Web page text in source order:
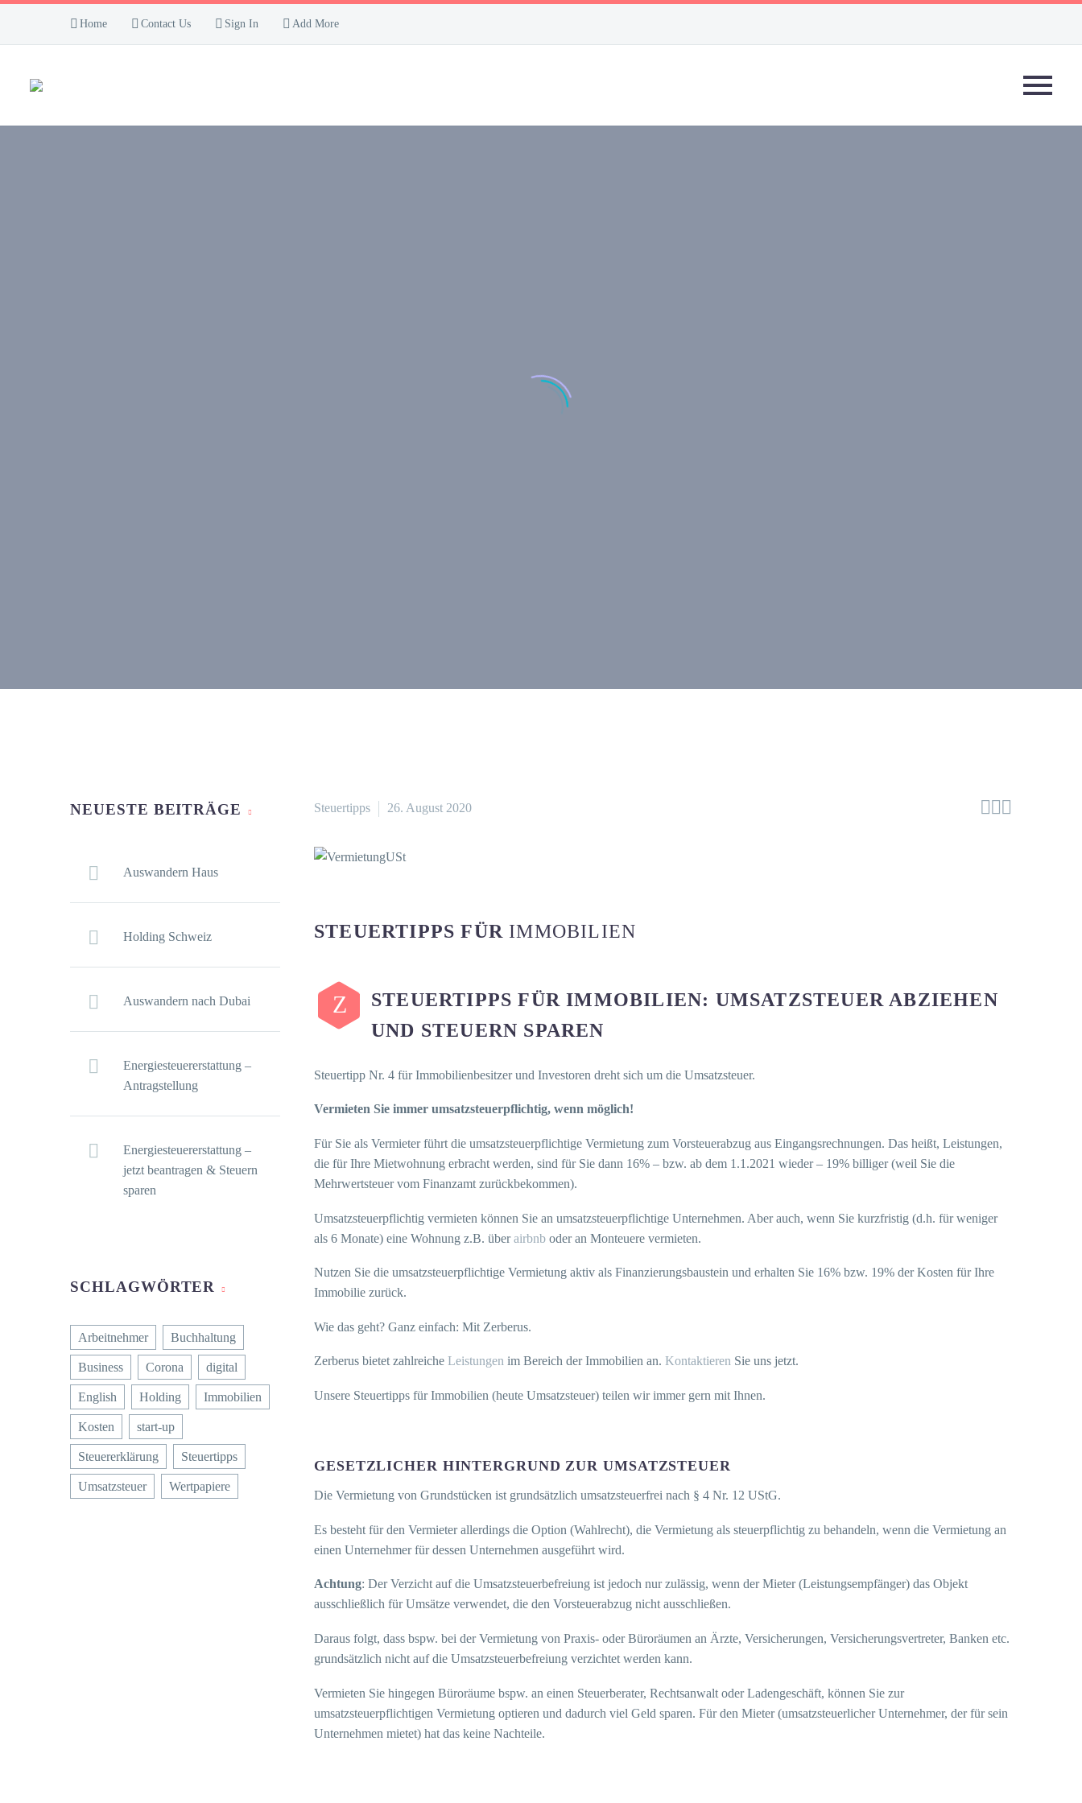
Home Contact Us Sign In Add More

Steuertipps 26. August 2020
STEUERTIPPS FÜR IMMOBILIEN
Z
STEUERTIPPS FÜR IMMOBILIEN: UMSATZSTEUER ABZIEHEN
UND STEUERN SPAREN
Steuertipp Nr. 4 für Immobilienbesitzer und Investoren dreht sich um die Umsatzsteuer.
Vermieten Sie immer umsatzsteuerpflichtig, wenn möglich!
Für Sie als Vermieter führt die umsatzsteuerpflichtige Vermietung zum Vorsteuerabzug aus Eingangsrechnungen. Das heißt, Leistungen,
die für Ihre Mietwohnung erbracht werden, sind für Sie dann 16% – bzw. ab dem 1.1.2021 wieder – 19% billiger (weil Sie die
Mehrwertsteuer vom Finanzamt zurückbekommen).
Umsatzsteuerpflichtig vermieten können Sie an umsatzsteuerpflichtige Unternehmen. Aber auch, wenn Sie kurzfristig (d.h. für weniger
als 6 Monate) eine Wohnung z.B. überairbnb oder an Monteuere vermieten.
Nutzen Sie die umsatzsteuerpflichtige Vermietung aktiv als Finanzierungsbaustein und erhalten Sie 16% bzw. 19% der Kosten für Ihre
Immobilie zurück.
Wie das geht? Ganz einfach: Mit Zerberus.
Zerberus bietet zahlreiche Leistungen im Bereich der Immobilien an. Kontaktieren Sie uns jetzt.
Unsere Steuertipps für Immobilien (heute Umsatzsteuer) teilen wir immer gern mit Ihnen.
GESETZLICHER HINTERGRUND ZUR UMSATZSTEUER
Die Vermietung von Grundstücken ist grundsätzlich umsatzsteuerfrei nach § 4 Nr. 12 UStG.
Es besteht für den Vermieter allerdings die Option (Wahlrecht), die Vermietung als steuerpflichtig zu behandeln, wenn die Vermietung an
einen Unternehmer für dessen Unternehmen ausgeführt wird.
Achtung: Der Verzicht auf die Umsatzsteuerbefreiung ist jedoch nur zulässig, wenn der Mieter (Leistungsempfänger) das Objekt
ausschließlich für Umsätze verwendet, die den Vorsteuerabzug nicht ausschließen.
Daraus folgt, dass bspw. bei der Vermietung von Praxis- oder Büroräumen an Ärzte, Versicherungen, Versicherungsvertreter, Banken etc.
grundsätzlich nicht auf die Umsatzsteuerbefreiung verzichtet werden kann.
Vermieten Sie hingegen Büroräume bspw. an einen Steuerberater, Rechtsanwalt oder Ladengeschäft, können Sie zur
umsatzsteuerpflichtigen Vermietung optieren und dadurch viel Geld sparen. Für den Mieter (umsatzsteuerlicher Unternehmer, der für sein
Unternehmen mietet) hat das keine Nachteile.
NEUESTE BEITRÄGE
Auswandern Haus
Holding Schweiz
Auswandern nach Dubai
Energiesteuererstattung –
Antragstellung
Energiesteuererstattung –
jetzt beantragen & Steuern
sparen
SCHLAGWÖRTER
Arbeitnehmer Buchhaltung
Business Corona digital
English Holding Immobilien
Kosten start-up
Steuererklärung Steuertipps
Umsatzsteuer Wertpapiere